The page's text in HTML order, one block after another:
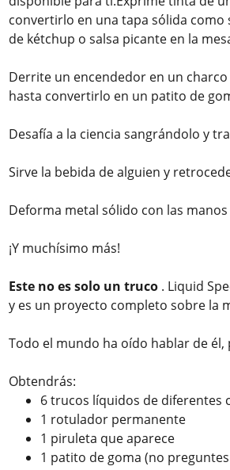
convertirlo en una tapa sólida como
de kétchup o salsa picante en la
Derrite un encendedor en un
hasta convertirlo en un patito de
Desafía a la ciencia sangrándolo y
Sirve la bebida de alguien y
Deforma metal sólido con las
¡Y muchísimo más!
Este no es solo un truco . Liquid
y es un proyecto completo sobre la
Todo el mundo ha oído hablar de él,
Obtendrás:
6 trucos líquidos de diferentes
1 rotulador permanente
1 piruleta que aparece
1 patito de goma (no